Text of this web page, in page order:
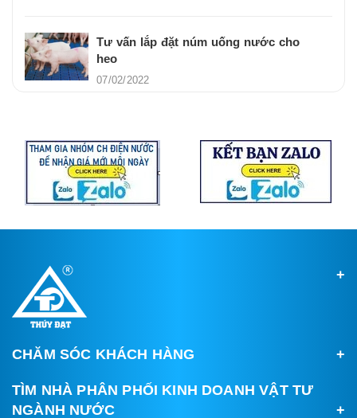
Tư vấn lắp đặt núm uống nước cho
heo
07/02/2022
CHĂM SÓC KHÁCH HÀNG
TÌM NHÀ PHÂN PHỐI KINH DOANH VẬT TƯ
NGÀNH NƯỚC